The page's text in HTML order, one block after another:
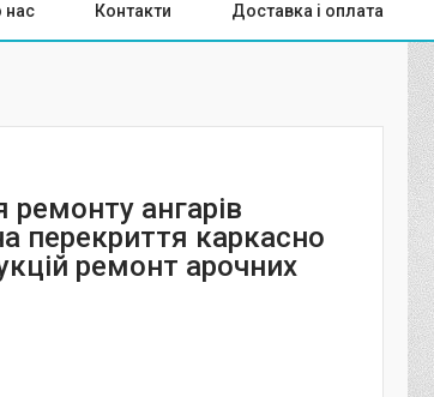
нас Контакти Доставка і оплата
ремонту ангарів
перекриття каркасно
ремонт арочних